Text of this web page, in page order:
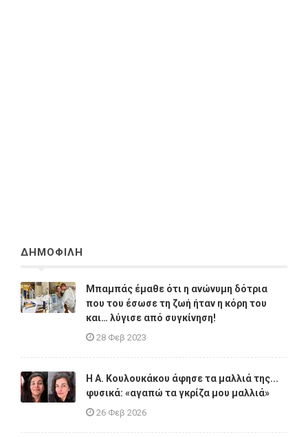
ΔΗΜΟΦΙΛΗ
Μπαμπάς έμαθε ότι η ανώνυμη δότρια
που του έσωσε τη ζωή ήταν η κόρη του
και… λύγισε από συγκίνηση!
28 Φεβ 2023
Η A. Κουλουκάκου άφησε τα μαλλιά της...
φυσικά: «αγαπώ τα γκρίζα μου μαλλιά»
26 Φεβ 2026